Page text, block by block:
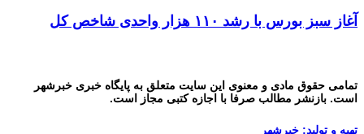
آغاز سبز بورس با رشد ۱۱۰ هزار واحدی شاخص کل
تمامی حقوق مادی و معنوی این سایت متعلق به پایگاه خبری خبرشهر
است. بازنشر مطالب صرفا با اجازه کتبی مجاز است.
تهیه و تولید: خبرشهر